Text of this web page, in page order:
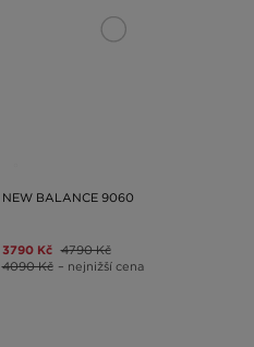
NEW BALANCE 9060
3790 Kč 4790 Kč
4090 Kč – nejnižší cena